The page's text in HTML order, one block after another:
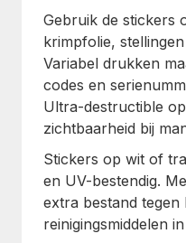
Gebruik de stickers
krimpfolie,
Variabel drukken
codes en
Ultra-destructible
zichtbaarheid bij
Stickers op wit of
en UV-bestendig.
extra bestand tegen
reinigingsmiddelen